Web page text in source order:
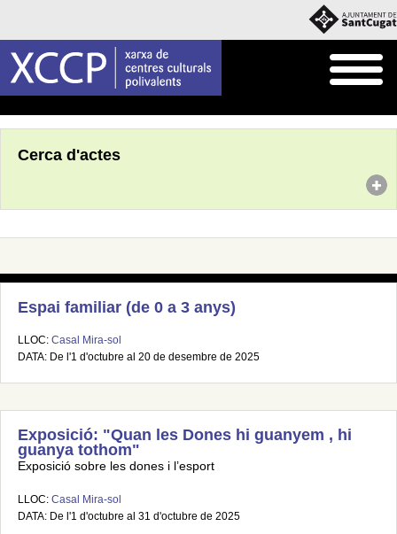
Cerca d'actes
Espai familiar (de 0 a 3 anys)
LLOC: Casal Mira-sol
DATA: De l'1 d'octubre al 20 de desembre de 2025
Exposició: "Quan les Dones hi guanyem , hi
guanya tothom"
Exposició sobre les dones i l’esport
LLOC: Casal Mira-sol
DATA: De l'1 d'octubre al 31 d'octubre de 2025